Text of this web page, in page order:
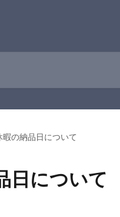
の納品日について
日について